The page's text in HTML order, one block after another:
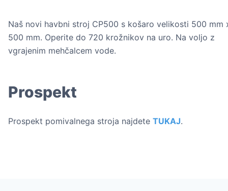
Naš novi havbni stroj CP500 s košaro velikosti 500 mm
500 mm. Operite do 720 krožnikov na uro. Na voljo z
vgrajenim mehčalcem vode.
Prospekt
Prospekt pomivalnega stroja najdete TUKAJ.